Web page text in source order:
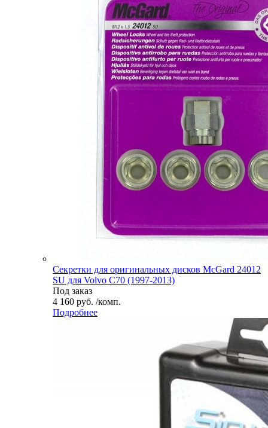
Секретки для оригинальных дисков McGard 24012
SU для Volvo C70 (1997-2013)
Под заказ
4 160 руб. /комп.
Подробнее